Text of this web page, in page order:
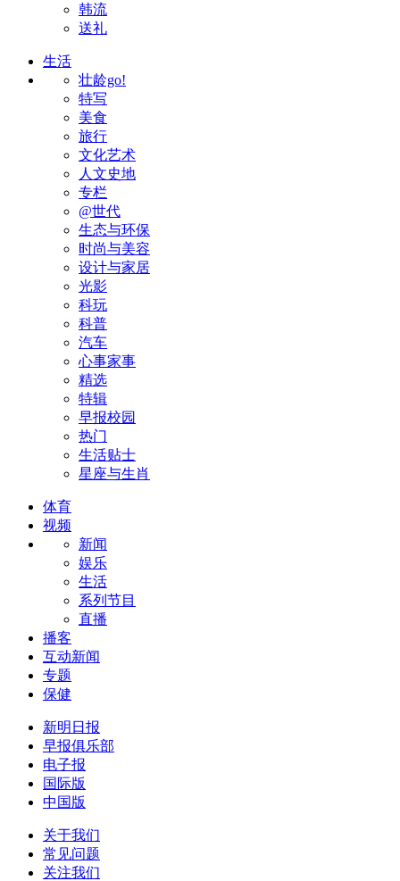
韩流
送礼
生活
壮龄go!
特写
美食
旅行
文化艺术
人文史地
专栏
@世代
生态与环保
时尚与美容
设计与家居
光影
科玩
科普
汽车
心事家事
精选
特辑
早报校园
热门
生活贴士
星座与生肖
体育
视频
新闻
娱乐
生活
系列节目
直播
播客
互动新闻
专题
保健
新明日报
早报俱乐部
电子报
国际版
中国版
关于我们
常见问题
关注我们